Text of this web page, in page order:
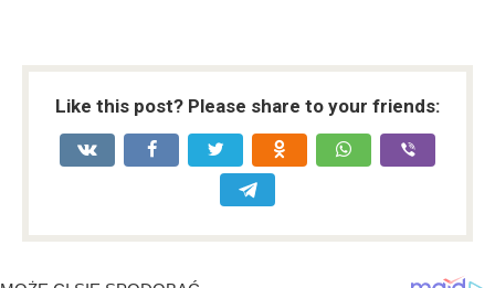
Like this post? Please share to your friends: